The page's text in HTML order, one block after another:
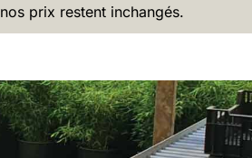
prix restent inchangés.